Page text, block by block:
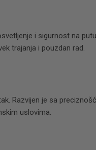
i sigurnost na
trajanja i pouzdan rad.
Razvijen je sa
uslovima.